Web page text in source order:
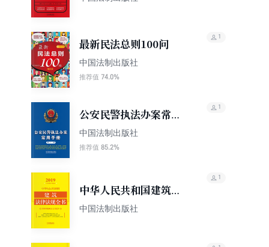
最新民法总则100问
中国法制出版社
推荐值 74.0%
1
公安民警执法办案常用
手册（第十一版）
中国法制出版社
推荐值 85.2%
1
中华人民共和国建筑法
律法规全书（含典型案
中国法制出版社
1